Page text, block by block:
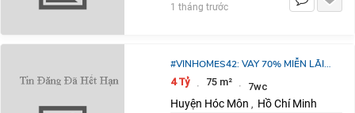
1 tháng trước
#VINHOMES42: VAY 70% MIỄN LÃI
36 THÁNG MUA NHÀ PHỐ 5X15M
TỔNG 4 TỶ - VỐN 1,4 TỶ, CHIẾT
4 Tỷ · 75 m² · 7wc
Huyện Hóc Môn , Hồ Chí Minh